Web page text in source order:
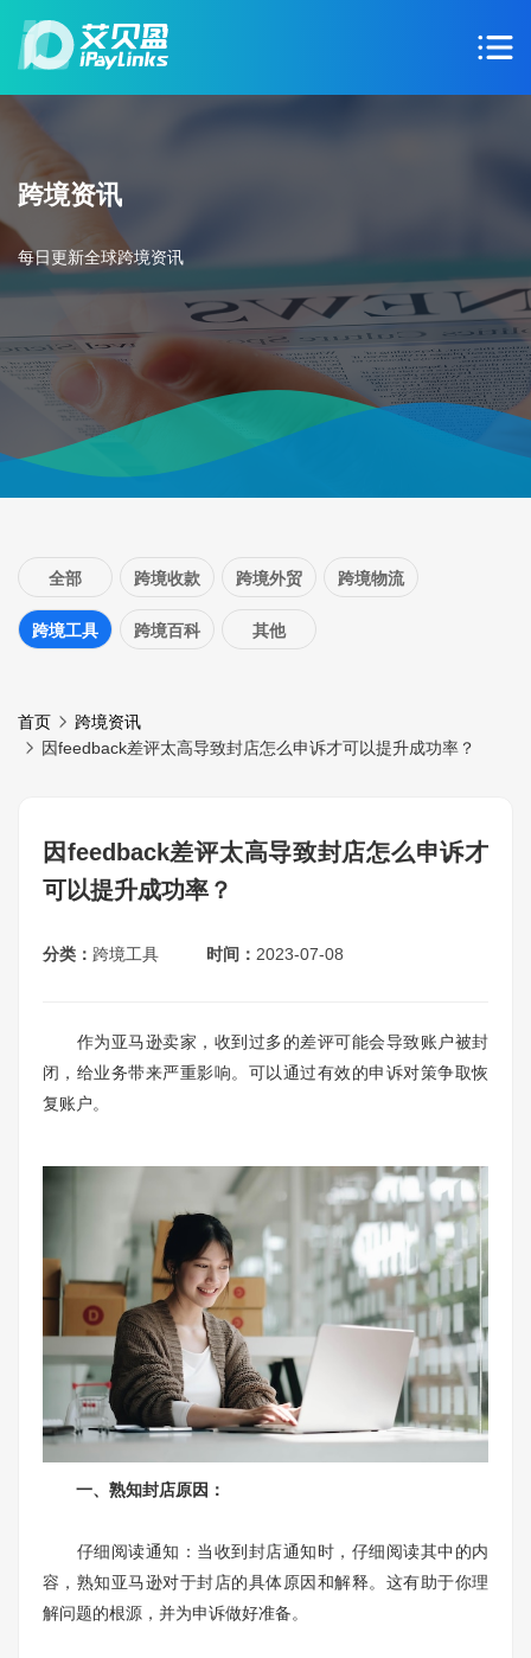
跨境资讯
每日更新全球跨境资讯
全部 跨境收款 跨境外贸 跨境物流
跨境工具 跨境百科 其他
首页
跨境资讯
因feedback差评太高导致封店怎么申诉才可以提升成功率？
因feedback差评太高导致封店怎么申诉才
可以提升成功率？
分类： 跨境工具 时间： 2023-07-08
作为亚马逊卖家，收到过多的差评可能会导致账户被封
闭，给业务带来严重影响。可以通过有效的申诉对策争取恢
复账户。
一、熟知封店原因：
仔细阅读通知：当收到封店通知时，仔细阅读其中的内
容，熟知亚马逊对于封店的具体原因和解释。这有助于你理
解问题的根源，并为申诉做好准备。